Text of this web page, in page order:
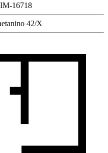
IM-16718
42/X